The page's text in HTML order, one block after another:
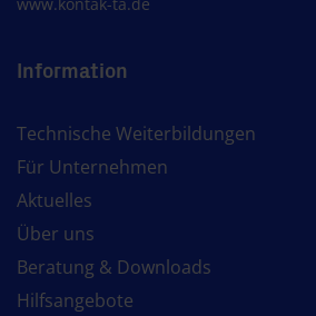
Information
Technische Weiterbildungen
Für Unternehmen
Aktuelles
Über uns
Beratung & Downloads
Hilfsangebote